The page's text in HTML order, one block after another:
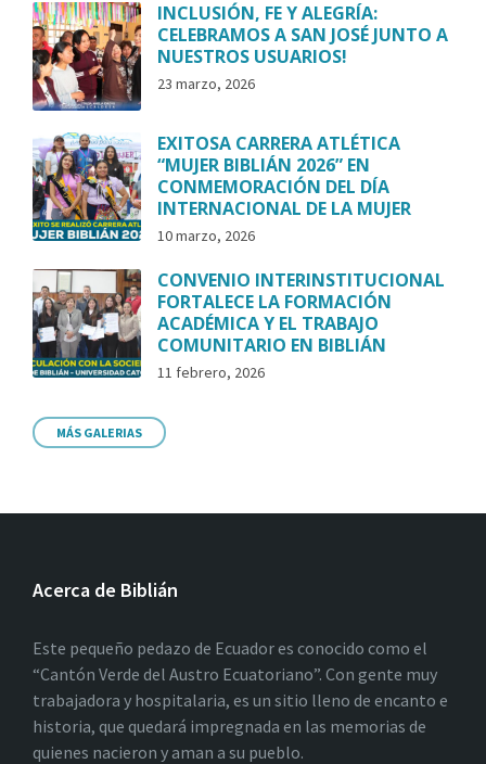
INCLUSIÓN, FE Y ALEGRÍA:
CELEBRAMOS A SAN JOSÉ JUNTO A
NUESTROS USUARIOS!
23 marzo, 2026
EXITOSA CARRERA ATLÉTICA
“MUJER BIBLIÁN 2026” EN
CONMEMORACIÓN DEL DÍA
INTERNACIONAL DE LA MUJER
10 marzo, 2026
CONVENIO INTERINSTITUCIONAL
FORTALECE LA FORMACIÓN
ACADÉMICA Y EL TRABAJO
COMUNITARIO EN BIBLIÁN
11 febrero, 2026
MÁS GALERIAS
Acerca de Biblián
Este pequeño pedazo de Ecuador es conocido como el
“Cantón Verde del Austro Ecuatoriano”. Con gente muy
trabajadora y hospitalaria, es un sitio lleno de encanto e
historia, que quedará impregnada en las memorias de
quienes nacieron y aman a su pueblo.